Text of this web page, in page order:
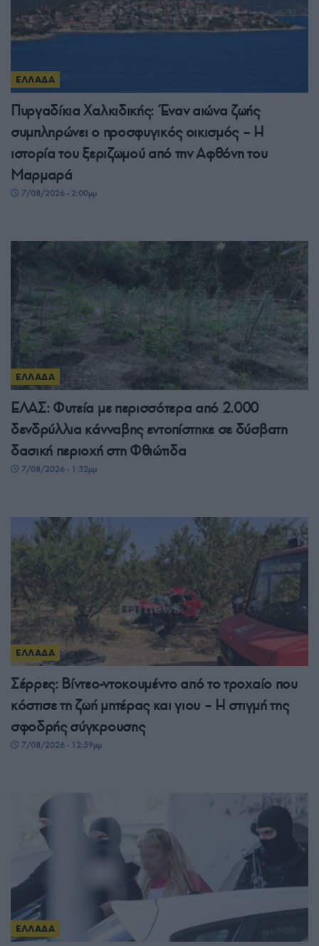
ΕΛΛΑΔΑ
Πυργαδίκια Χαλκιδικής: Έναν αιώνα ζωής
συμπληρώνει ο προσφυγικός οικισμός – Η
ιστορία του ξεριζωμού από την Αφθόνη του
Μαρμαρά
7/08/2026 - 2:00μμ
ΕΛΛΑΔΑ
ΕΛΑΣ: Φυτεία με περισσότερα από 2.000
δενδρύλλια κάνναβης εντοπίστηκε σε δύσβατη
δασική περιοχή στη Φθιώτιδα
7/08/2026 - 1:32μμ
ΕΛΛΑΔΑ
Σέρρες: Βίντεο-ντοκουμέντο από το τροχαίο που
κόστισε τη ζωή μητέρας και γιου – Η στιγμή της
σφοδρής σύγκρουσης
7/08/2026 - 12:59μμ
ΕΛΛΑΔΑ